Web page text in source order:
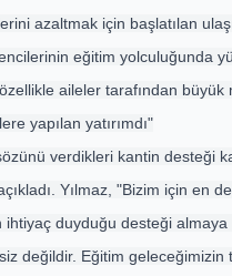
azaltmak için başlatılan
eğitim yolculuğunda
aileler tarafından büyük
yapılan yatırımdı"
verdikleri kantin desteği
Yılmaz, "Bizim için en
ihtiyaç duyduğu desteği almaya
değildir. Eğitim geleceğimizin